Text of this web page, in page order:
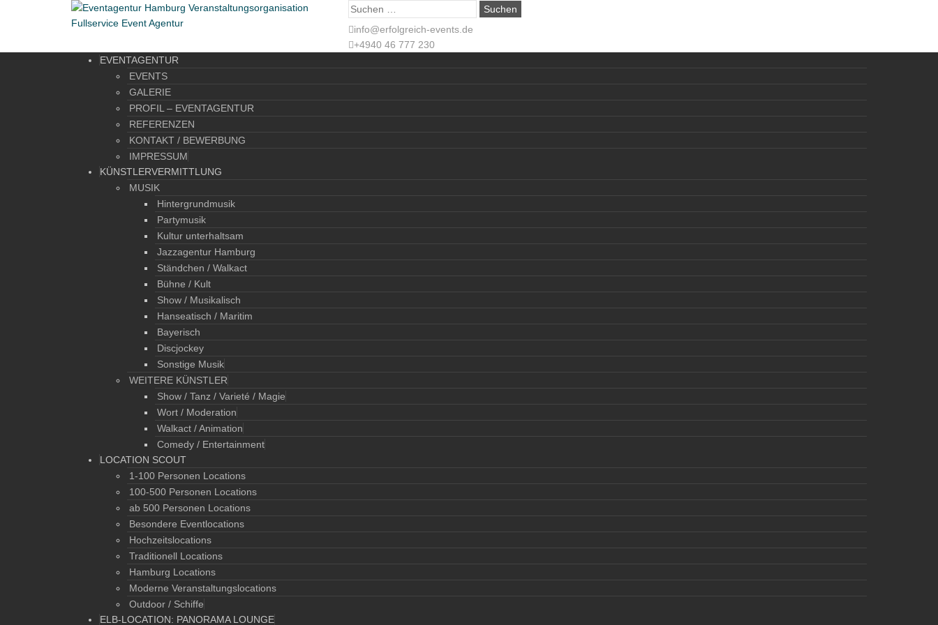
Suche
info@erfolgreich-events.de
+4940 46 777 230
EVENTAGENTUR
EVENTS
GALERIE
PROFIL – EVENTAGENTUR
REFERENZEN
KONTAKT / BEWERBUNG
IMPRESSUM
KÜNSTLERVERMITTLUNG
MUSIK
Hintergrundmusik
Partymusik
Kultur unterhaltsam
Jazzagentur Hamburg
Ständchen / Walkact
Bühne / Kult
Show / Musikalisch
Hanseatisch / Maritim
Bayerisch
Discjockey
Sonstige Musik
WEITERE KÜNSTLER
Show / Tanz / Varieté / Magie
Wort / Moderation
Walkact / Animation
Comedy / Entertainment
LOCATION SCOUT
1-100 Personen Locations
100-500 Personen Locations
ab 500 Personen Locations
Besondere Eventlocations
Hochzeitslocations
Traditionell Locations
Hamburg Locations
Moderne Veranstaltungslocations
Outdoor / Schiffe
ELB-LOCATION: PANORAMA LOUNGE